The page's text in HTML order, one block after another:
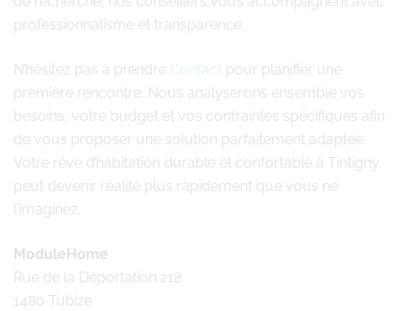
professionnalisme et transparence.
N’hésitez pas à prendre Contact pour planifier une
première rencontre. Nous analyserons ensemble vos
besoins, votre budget et vos contraintes spécifiques afin
de vous proposer une solution parfaitement adaptée.
Votre rêve d’habitation durable et confortable à Tintigny
peut devenir réalité plus rapidement que vous ne
l’imaginez.
ModuleHome
Rue de la Déportation 218
1480 Tubize